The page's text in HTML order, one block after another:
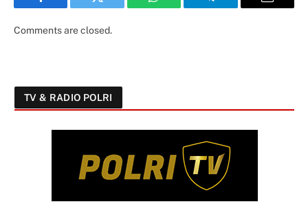
Facebook Twitter WhatsApp Telegram Email
Comments are closed.
TV & RADIO POLRI